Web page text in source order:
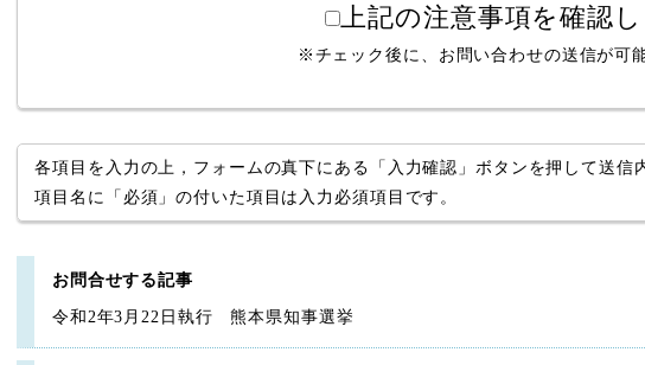
上記の注意事項を確認
※チェック後に、お問い合わせの送信が可
各項目を入力の上，フォームの真下にある「入力確認」ボタンを押して送信
項目名に「必須」の付いた項目は入力必須項目です。
お問合せする記事
令和2年3月22日執行 熊本県知事選挙